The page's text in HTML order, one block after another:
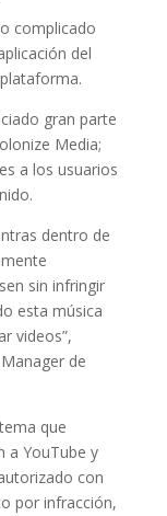
complicado
del
gran parte
Media;
a los usuarios
dentro de
sin infringir
esta música
videos”,
de
que
a YouTube y
con
por infracción,